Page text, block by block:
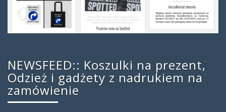
NEWSFEED:: Koszulki na prezent,
Odzież i gadżety z nadrukiem na
zamówienie